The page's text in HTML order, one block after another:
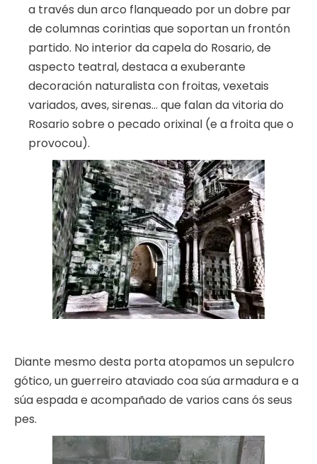
a través dun arco flanqueado por un dobre par
de columnas corintias que soportan un frontón
partido. No interior da capela do Rosario, de
aspecto teatral, destaca a exuberante
decoración naturalista con froitas, vexetais
variados, aves, sirenas… que falan da vitoria do
Rosario sobre o pecado orixinal (e a froita que o
provocou).
Diante mesmo desta porta atopamos un sepulcro
gótico, un guerreiro ataviado coa súa armadura e a
súa espada e acompañado de varios cans ós seus
pes.